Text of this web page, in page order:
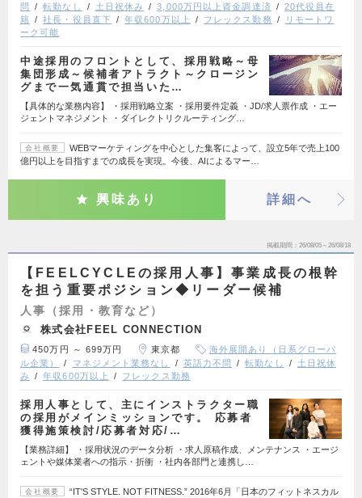
問
転勤なし 土日祝休み 3,000万円以上資金調達済
20代役員在
籍
社長・役員直下 年収600万以上 フレックス勤務
リモートワ
ーク可能
中途採用のフロントとして、採用戦略～母
集団形成～候補者アトラクト～クロージン
グまで一気通貫で担当いた…
【具体的な業務内容】 ・採用戦略立案 ・採用要件定義 ・JD/求人票作成 ・エー
ジェントマネジメント ・ダイレクトリクルーティング…
会社概要
WEBマーケティングを中心とした集客によって、設立5年で売上100
億円以上を目指すまでの成長を実現。今後、AIによるマー…
興味あり 詳細へ
掲載期間 26/08/05～26/08/18
【FEELCYCLEの採用人事】事業成長の根幹
を担う重要ポジション◆リーダー候補
人事（採用・教育など）
株式会社FEEL CONNECTION
450万円 ～ 699万円 東京都
海外展開あり（日系グローバ
ル企業）
マネジメント業務なし 英語力不問 転勤なし
土日祝休
み
年収600万以上 フレックス勤務
採用人事として、主にインストラクター職
の採用がメインミッションです。 応募者
獲得施策検討/応募者対応/…
【業務詳細】 ・採用状況のデータ分析 ・求人原稿作成、メンテナンス ・エージ
ェントや媒体業者への指示・折衝 ・社内各部門と連携し…
会社概要
“IT'S STYLE. NOT FITNESS.” 2016年6月「日本のフィットネスカル